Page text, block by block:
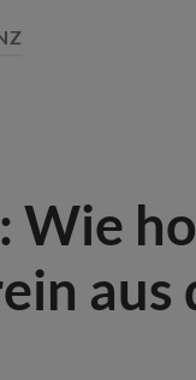
Wie
aus